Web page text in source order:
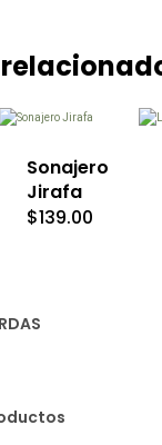
Sonajero
Jirafa
$139.00